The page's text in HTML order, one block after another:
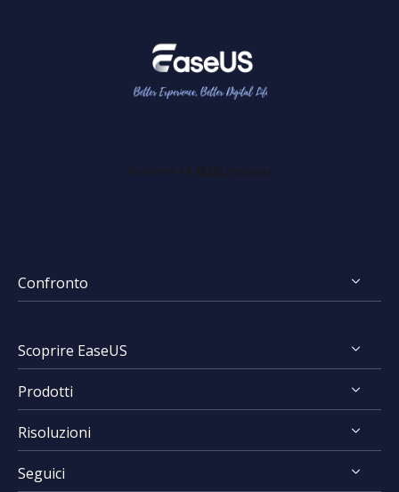
Confronto
FocalFlow vs Screen Studio
Scoprire EaseUS
Chi Siamo
Recensioni & Premi
Contratto di Licenza
Prodotti
RecExperts for Windows
RecExperts for Mac
Risoluzioni
Registrare Schermo
Seguici